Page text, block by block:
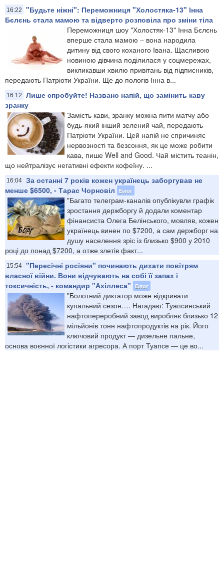
16:22
"Будьте ніжні": Переможниця "Холостяка-13" Інна
Бєлєнь стала мамою та відверто розповіла про зміни тіла
Переможниця шоу "Холостяк-13" Інна Бєлєнь
вперше стала мамою – вона народила
дитину від свого коханого Івана. Щасливою
новиною дівчина поділилася у соцмережах,
викликавши хвилю привітань від підписників,
передають Патріоти України. Ще до пологів Інна в...
16:12
Лише спробуйте! Названо напій, що замінить каву
зранку
Замість кави, зранку можна пити матчу або
будь-який інший зелений чай, передають
Патріоти України. Цей напій не спричиняє
нервозності та безсоння, як це може робити
кава, пише Well and Good. Чай містить теанін,
що нейтралізує негативні ефекти кофеїну. ...
16:04 За останні 7 років кожен українець заборгував не
менше $6500, - Тарас Чорновіл
Блог
"Багато телеграм-каналів опублікувли графік
зростання держборгу й додали коментар
фінансиста Олега Белінського, мовляв, кожен
українець винен по $7200, а сам держборг на
душу населення зріс із близько $900 у 2010
році до понад $7200, а отже злетів факт...
15:54 "Пересічні росіяни" починають дихати повітрям
власної війни. Вони відчувають на собі її запах і
токсичність, - командир "Ахіллеса"
Блог
"Болотний диктатор може відкривати
купальний сезон…. Нагадаю: Туапсинський
нафтопереробний завод виробляє близько 12
мільйонів тонн нафтопродуктів на рік. Його
ключовий продукт — дизельне пальне,
основа воєнної логістики агресора. А порт Туапсе — це во...